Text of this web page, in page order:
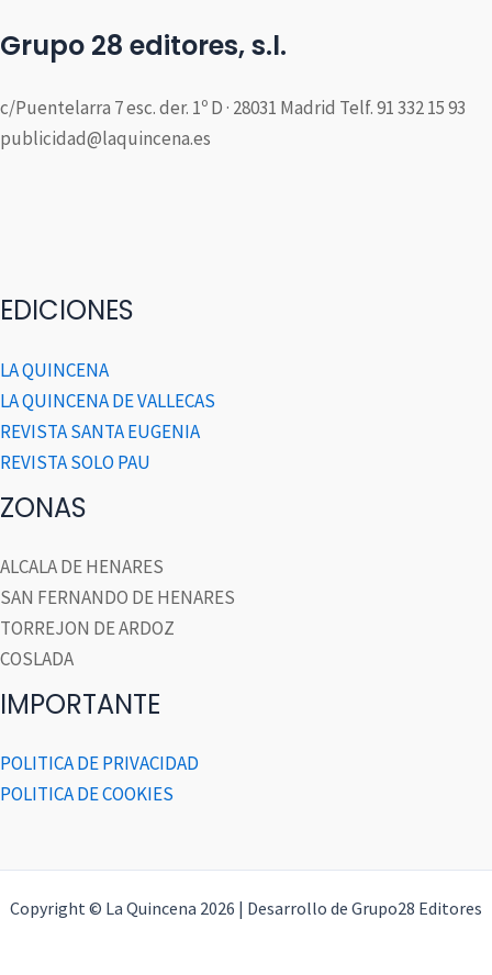
Grupo 28 editores, s.l.
c/Puentelarra 7 esc. der. 1º D · 28031 Madrid Telf. 91 332 15 93
publicidad@laquincena.es
EDICIONES
LA QUINCENA
LA QUINCENA DE VALLECAS
REVISTA SANTA EUGENIA
REVISTA SOLO PAU
ZONAS
ALCALA DE HENARES
SAN FERNANDO DE HENARES
TORREJON DE ARDOZ
COSLADA
IMPORTANTE
POLITICA DE PRIVACIDAD
POLITICA DE COOKIES
Copyright © La Quincena 2026 | Desarrollo de Grupo28 Editores